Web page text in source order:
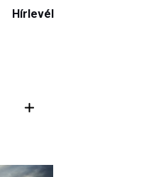
Hírlevél